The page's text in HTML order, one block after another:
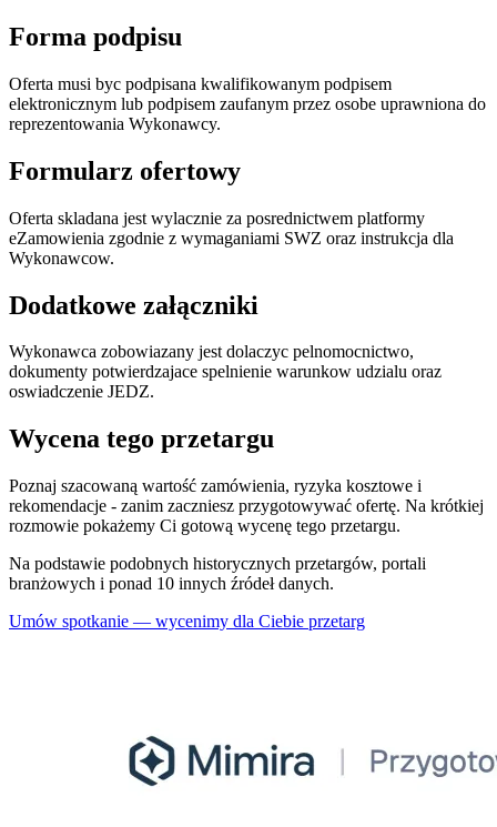
Forma podpisu
Oferta musi byc podpisana kwalifikowanym podpisem
elektronicznym lub podpisem zaufanym przez osobe uprawniona do
reprezentowania Wykonawcy.
Formularz ofertowy
Oferta skladana jest wylacznie za posrednictwem platformy
eZamowienia zgodnie z wymaganiami SWZ oraz instrukcja dla
Wykonawcow.
Dodatkowe załączniki
Wykonawca zobowiazany jest dolaczyc pelnomocnictwo,
dokumenty potwierdzajace spelnienie warunkow udzialu oraz
oswiadczenie JEDZ.
Wycena tego przetargu
Poznaj szacowaną wartość zamówienia, ryzyka kosztowe i
rekomendacje - zanim zaczniesz przygotowywać ofertę. Na krótkiej
rozmowie pokażemy Ci gotową wycenę tego przetargu.
Na podstawie podobnych historycznych przetargów, portali
branżowych i ponad 10 innych źródeł danych.
Umów spotkanie — wycenimy dla Ciebie przetarg